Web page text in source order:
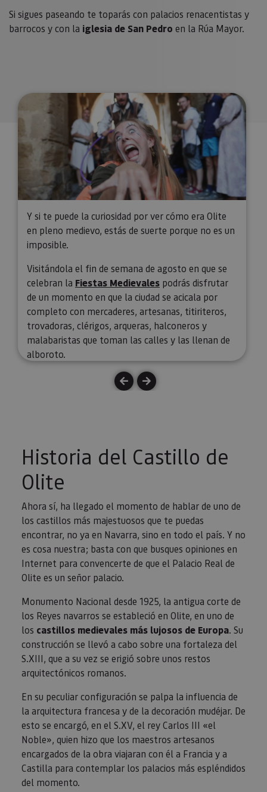
Si sigues paseando te toparás con palacios renacentistas y
barrocos y con la iglesia de San Pedro en la Rúa Mayor.
Y si te puede la curiosidad por ver cómo era Olite
en pleno medievo, estás de suerte porque no es un
imposible.
Visitándola el fin de semana de agosto en que se
celebran la Fiestas Medievales podrás disfrutar
de un momento en que la ciudad se acicala por
completo con mercaderes, artesanas, titiriteros,
trovadoras, clérigos, arqueras, halconeros y
malabaristas que toman las calles y las llenan de
alboroto.
No es un viaje en el tiempo como tal, pero sí de lo
más parecido que existe.
alguna de las obras. Las paredes de este
imponente castillo como telón de fondo le dan un
punto muy especial.
Historia del Castillo de
Olite
Ahora sí, ha llegado el momento de hablar de uno de
los castillos más majestuosos que te puedas
encontrar, no ya en Navarra, sino en todo el país. Y no
es cosa nuestra; basta con que busques opiniones en
Internet para convencerte de que el Palacio Real de
Olite es un señor palacio.
Monumento Nacional desde 1925, la antigua corte de
los Reyes navarros se estableció en Olite, en uno de
los castillos medievales más lujosos de Europa. Su
construcción se llevó a cabo sobre una fortaleza del
S.XIII, que a su vez se erigió sobre unos restos
arquitectónicos romanos.
En su peculiar configuración se palpa la influencia de
la arquitectura francesa y de la decoración mudéjar. De
esto se encargó, en el S.XV, el rey Carlos III «el
Noble», quien hizo que los maestros artesanos
encargados de la obra viajaran con él a Francia y a
Castilla para contemplar los palacios más espléndidos
del momento.